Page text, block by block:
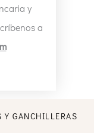
y
a
GANCHILLERAS